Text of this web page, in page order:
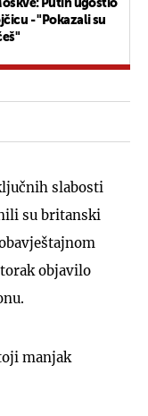
Putin ugostio
- "Pokazali su
slabosti
su britanski
objavilo
manjak